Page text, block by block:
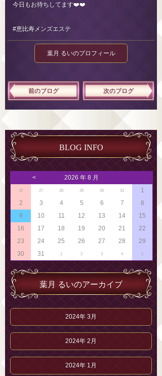
今日もお待ちしてます❤️❤️
#恵比寿メンズエステ
葉月 るいのプロフィール
前のブログ 次のブログ
BLOG INFO
< 2026 年 8 月
26 27 28 29 30 31
1
2
3 4 5 6 7
8
9
10 11 12 13 14
15
16
17 18 19 20 21
22
23
24 25 26 27 28
29
30
31 1 2 3 4 5
葉月 るいのアーカイブ
2024年 3月
2024年 2月
2024年 1月